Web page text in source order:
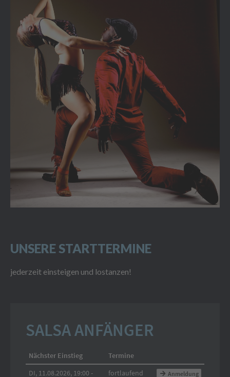
UNSERE STARTTERMINE
jederzeit einsteigen und lostanzen!